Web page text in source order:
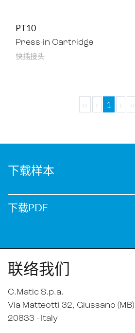
PT10
Press-in Cartridge
快插接头
‹‹ ‹ 1 › ››
下载样本
下载PDF
联络我们
C.Matic S.p.a.
Via Matteotti 32, Giussano (MB)
20833 - Italy